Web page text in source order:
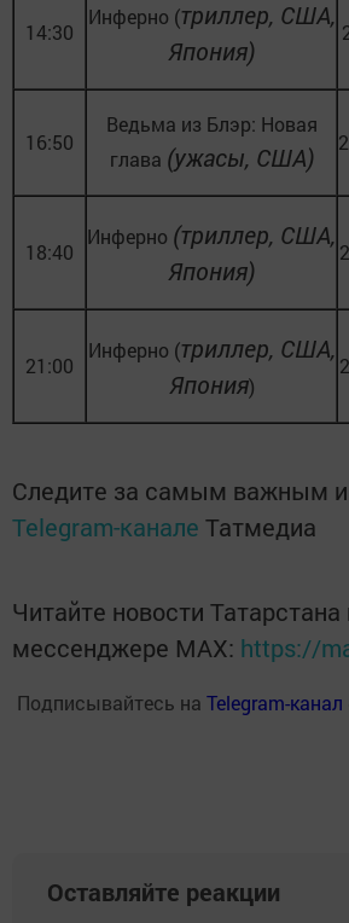
14:30
Инферно (триллер, США,
Япония)
16:50
Ведьма из Блэр: Новая
глава (ужасы, США)
18:40
Инферно (триллер, США,
Япония)
21:00
Инферно (триллер, США,
Япония)
Следите за самым важным
Telegram-канале Татмедиа
Читайте новости
мессенджере MАХ: https://
Подписывайтесь на Telegram-канал
Оставляйте реакции